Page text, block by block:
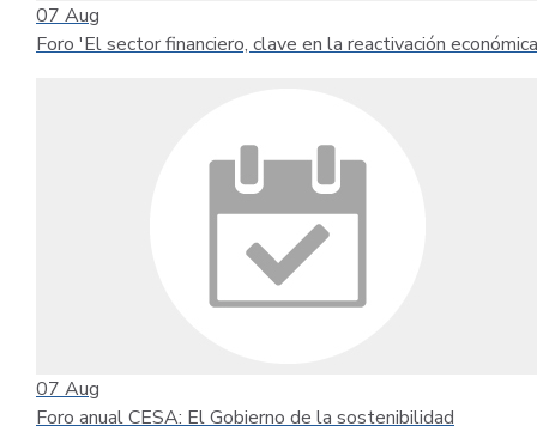
07 Aug
Foro 'El sector financiero, clave en la reactivación
07 Aug
Foro anual CESA: El Gobierno de la sostenibilidad